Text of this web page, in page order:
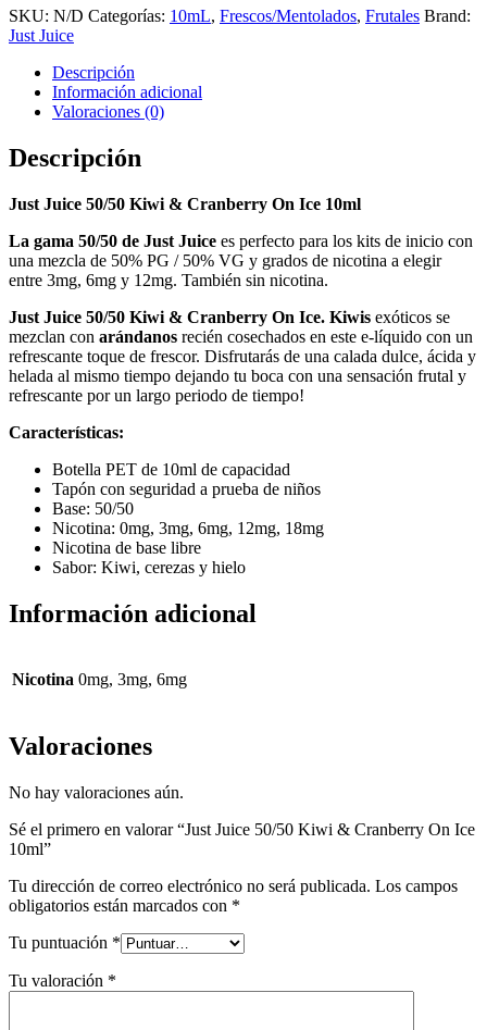
SKU: N/D Categorías: 10mL, Frescos/Mentolados, Frutales Brand:
Just Juice
Descripción
Información adicional
Valoraciones (0)
Descripción
Just Juice 50/50 Kiwi & Cranberry On Ice 10ml
La gama 50/50 de Just Juice es perfecto para los kits de inicio con
una mezcla de 50% PG / 50% VG y grados de nicotina a elegir
entre 3mg, 6mg y 12mg. También sin nicotina.
Just Juice 50/50 Kiwi & Cranberry On Ice. Kiwis exóticos se
mezclan con arándanos recién cosechados en este e-líquido con un
refrescante toque de frescor. Disfrutarás de una calada dulce, ácida y
helada al mismo tiempo dejando tu boca con una sensación frutal y
refrescante por un largo periodo de tiempo!
Características:
Botella PET de 10ml de capacidad
Tapón con seguridad a prueba de niños
Base: 50/50
Nicotina: 0mg, 3mg, 6mg, 12mg, 18mg
Nicotina de base libre
Sabor: Kiwi, cerezas y hielo
Información adicional
Nicotina 0mg, 3mg, 6mg
Valoraciones
No hay valoraciones aún.
Sé el primero en valorar “Just Juice 50/50 Kiwi & Cranberry On Ice
10ml”
Tu dirección de correo electrónico no será publicada. Los campos
obligatorios están marcados con *
Tu puntuación *
Tu valoración *